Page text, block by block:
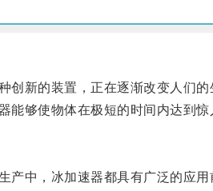
新的装置，正在逐渐改变人们的
够使物体在极短的时间内达到惊
中，冰加速器都具有广泛的应用